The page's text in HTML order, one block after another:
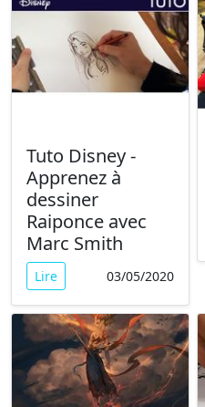
Tuto Disney -
Apprenez à
dessiner
Raiponce avec
Marc Smith
Lire 03/05/2020